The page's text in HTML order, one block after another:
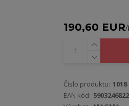
190,60 EUR/
Číslo produktu: 1018
EAN kód: